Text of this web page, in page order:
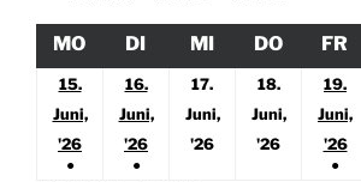
MO DI MI DO FR
15.
Juni,
'26
●
16.
Juni,
'26
●
17.
Juni,
'26
18.
Juni,
'26
19.
Juni,
'26
●